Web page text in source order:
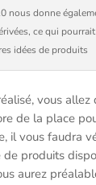
nous donne
ce qui
idées de produits
vous allez
de la place
il vous faudra
produits
aurez